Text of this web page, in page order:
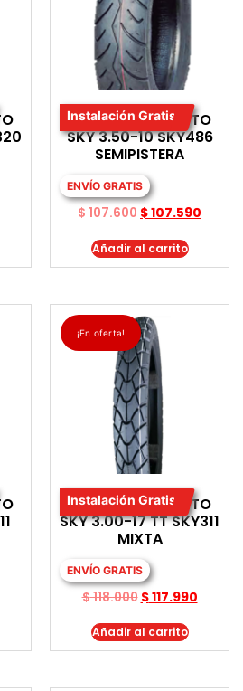
Instalación Gratis
LLANTA PARA MOTO
SKY 3.50-10 SKY486
SEMIPISTERA
ENVÍO GRATIS
$107.600 $107.590
Añadir al carrito
¡En oferta!
Instalación Gratis
LLANTA PARA MOTO
SKY 3.00-17 TT SKY311
MIXTA
ENVÍO GRATIS
$118.000 $117.990
Añadir al carrito